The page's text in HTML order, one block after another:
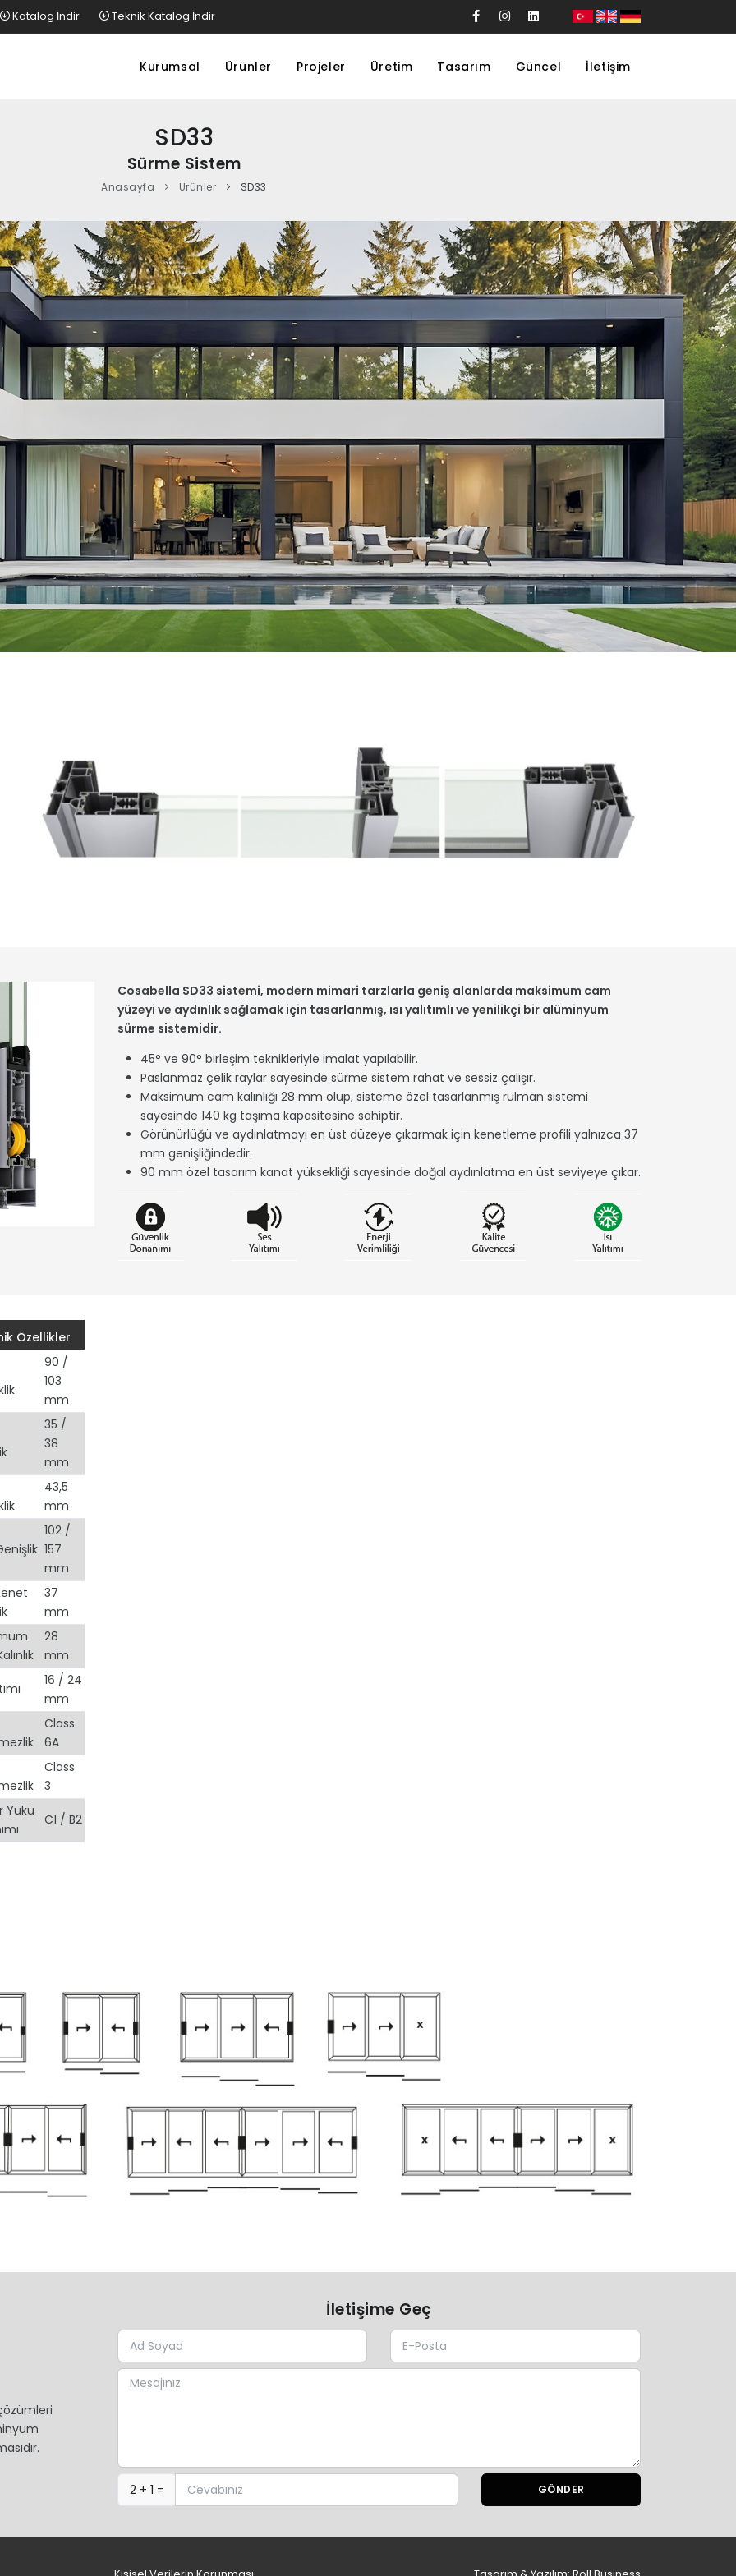
Katalog İndir Teknik Katalog İndir
Kurumsal Ürünler Projeler Üretim Tasarım Güncel İletişim
SD33
Sürme Sistem
Anasayfa Ürünler SD33
Cosabella SD33 sistemi, modern mimari tarzlarla geniş alanlarda maksimum cam
yüzeyi ve aydınlık sağlamak için tasarlanmış, ısı yalıtımlı ve yenilikçi bir alüminyum
sürme sistemidir.
45° ve 90° birleşim teknikleriyle imalat yapılabilir.
Paslanmaz çelik raylar sayesinde sürme sistem rahat ve sessiz çalışır.
Maksimum cam kalınlığı 28 mm olup, sisteme özel tasarlanmış rulman sistemi
sayesinde 140 kg taşıma kapasitesine sahiptir.
Görünürlüğü ve aydınlatmayı en üst düzeye çıkarmak için kenetleme profili yalnızca 37
mm genişliğindedir.
90 mm özel tasarım kanat yüksekliği sayesinde doğal aydınlatma en üst seviyeye çıkar.
Özellikler
90 /
103
mm
35 /
38
mm
43,5
mm
102 /
157
mm
37
mm
28
mm
16 / 24
mm
Class
6A
Class
3
Yükü
C1 / B2
İletişime Geç
2 + 1 = GÖNDER